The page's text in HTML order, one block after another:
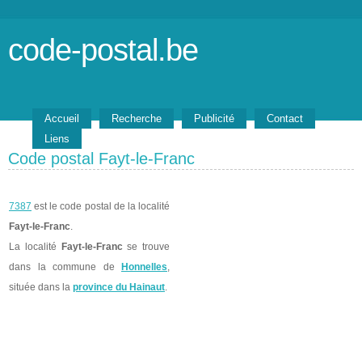
code-postal.be
Accueil Recherche Publicité
Contact
Liens
Code postal Fayt-le-Franc
7387 est le code postal de la localité
Fayt-le-Franc.
La localité
Fayt-le-Francse trouve
dans la commune de
Honnelles,
située dans la province du Hainaut.